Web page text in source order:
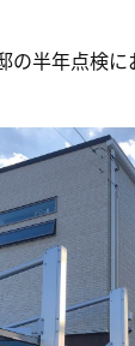
の半年点検